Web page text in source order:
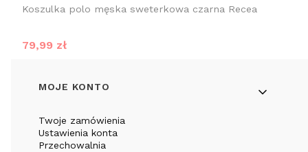
Koszulka polo męska sweterkowa czarna Recea
Cena promocyjna
79,99 zł
Linki w stopce
MOJE KONTO
Twoje zamówienia
Ustawienia konta
Przechowalnia